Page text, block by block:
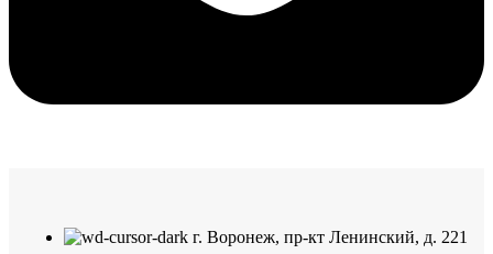
г. Воронеж, пр-кт Ленинский, д. 221